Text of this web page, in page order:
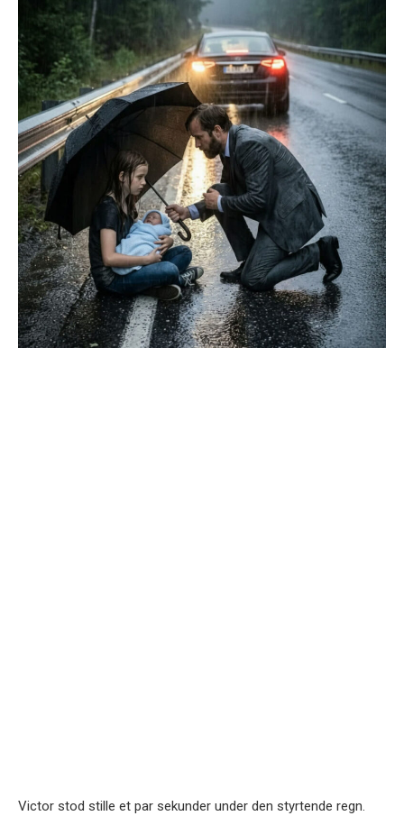
Victor stod stille et par sekunder under den styrtende regn.